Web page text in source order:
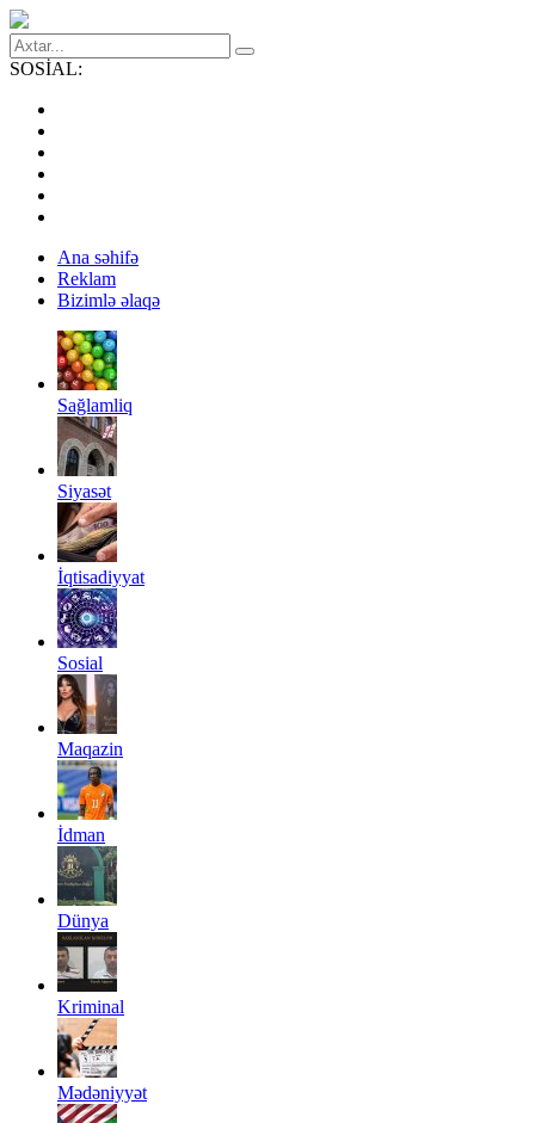
SOSİAL:
Ana səhifə
Reklam
Bizimlə əlaqə
Sağlamliq
Siyasət
İqtisadiyyat
Sosial
Maqazin
İdman
Dünya
Kriminal
Mədəniyyət